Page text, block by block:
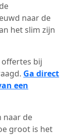
naar de
het slim zijn
bij
Ga direct
een
naar de
groot is het